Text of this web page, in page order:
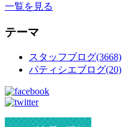
一覧を見る
テーマ
スタッフブログ(3668)
パティシエブログ(20)